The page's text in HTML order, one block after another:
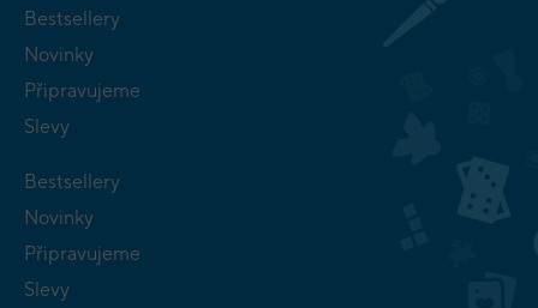
Bestsellery
Novinky
Připravujeme
Slevy
Bestsellery
Novinky
Připravujeme
Slevy